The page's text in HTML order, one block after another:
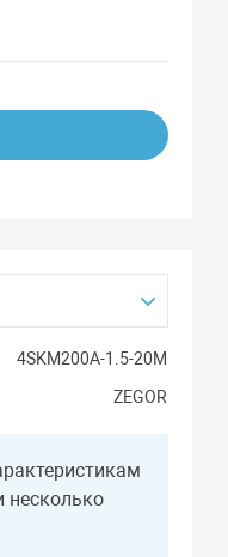
4SKM200A-1.5-20M
ZEGOR
несколько